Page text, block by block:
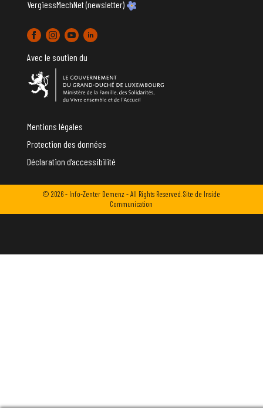
VergiessMechNet (newsletter)
Avec le soutien du
Mentions légales
Protection des données
Déclaration d’accessibilité
© 2026 - Info-Zenter Demenz - All Rights Reserved. Site de Inside
Communication